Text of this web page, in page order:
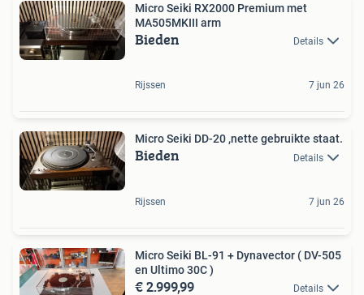
Micro Seiki RX2000 Premium met
MA505MKIII arm
Bieden Details
Rijssen 7 jun 26
Micro Seiki DD-20 ,nette gebruikte staat.
Bieden Details
Rijssen 7 jun 26
Micro Seiki BL-91 + Dynavector ( DV-505
en Ultimo 30C )
€ 2.999,99 Details